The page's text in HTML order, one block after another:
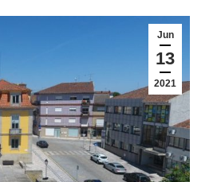
Jun
13
2021